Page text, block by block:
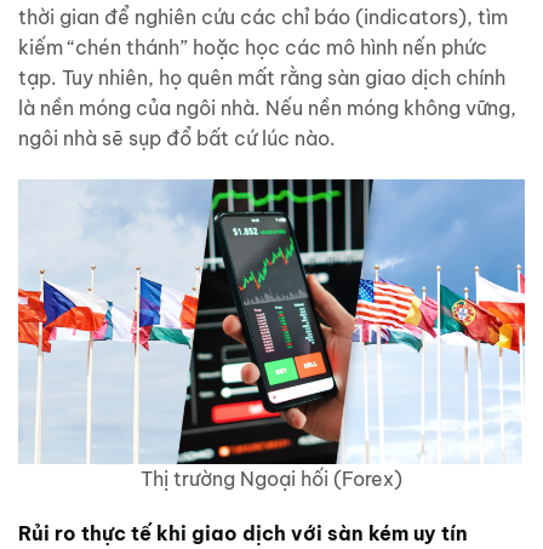
thời gian để nghiên cứu các chỉ báo (indicators), tìm
kiếm “chén thánh” hoặc học các mô hình nến phức
tạp. Tuy nhiên, họ quên mất rằng sàn giao dịch chính
là nền móng của ngôi nhà. Nếu nền móng không vững,
ngôi nhà sẽ sụp đổ bất cứ lúc nào.
Thị trường Ngoại hối (Forex)
Rủi ro thực tế khi giao dịch với sàn kém uy tín